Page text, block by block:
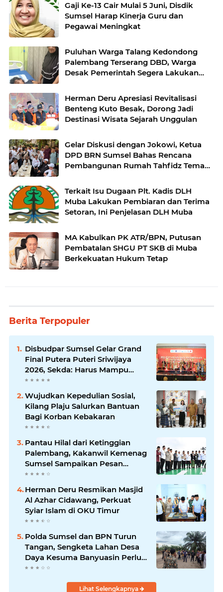
Gaji Ke-13 Cair Mulai 5 Juni, Disdik
Sumsel Harap Kinerja Guru dan
Pegawai Meningkat
Puluhan Warga Talang Kedondong
Palembang Terserang DBD, Warga
Desak Pemerintah Segera Lakukan
Herman Deru Apresiasi Revitalisasi
Benteng Kuto Besak, Dorong Jadi
Destinasi Wisata Sejarah Unggulan
​Gelar Diskusi dengan Jokowi, Ketua
DPD BRN Sumsel Bahas Rencana
Pembangunan Rumah Tahfidz Teman
Terkait Isu Dugaan Plt. Kadis DLH
Muba Lakukan Pembiaran dan Terima
Setoran, Ini Penjelasan DLH Muba
MA Kabulkan PK ATR/BPN, Putusan
Pembatalan SHGU PT SKB di Muba
Berkekuatan Hukum Tetap
Berita Terpopuler
Disbudpar Sumsel Gelar Grand
Final Putera Puteri Sriwijaya
2026, Sekda: Harus Mampu
Bawa Sumsel Go Internasional
Wujudkan Kepedulian Sosial,
Kilang Plaju Salurkan Bantuan
Bagi Korban Kebakaran
Pantau Hilal dari Ketinggian
Palembang, Kakanwil Kemenag
Sumsel Sampaikan Pesan
Kerukunan
Herman Deru Resmikan Masjid
Al Azhar Cidawang, Perkuat
Syiar Islam di OKU Timur
Polda Sumsel dan BPN Turun
Tangan, Sengketa Lahan Desa
Daya Kesuma Banyuasin Perlu
Kepastian Hukum
Lihat Selengkapnya